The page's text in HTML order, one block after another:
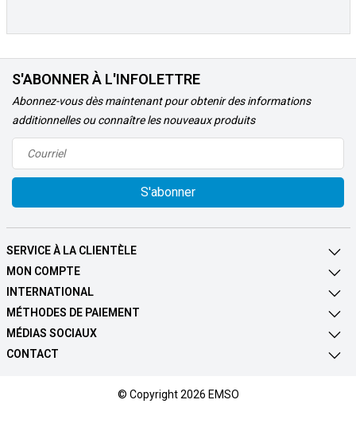
S'ABONNER À L'INFOLETTRE
Abonnez-vous dès maintenant pour obtenir des informations
additionnelles ou connaître les nouveaux produits
S'abonner
SERVICE À LA CLIENTÈLE
MON COMPTE
INTERNATIONAL
MÉTHODES DE PAIEMENT
MÉDIAS SOCIAUX
CONTACT
© Copyright 2026 EMSO